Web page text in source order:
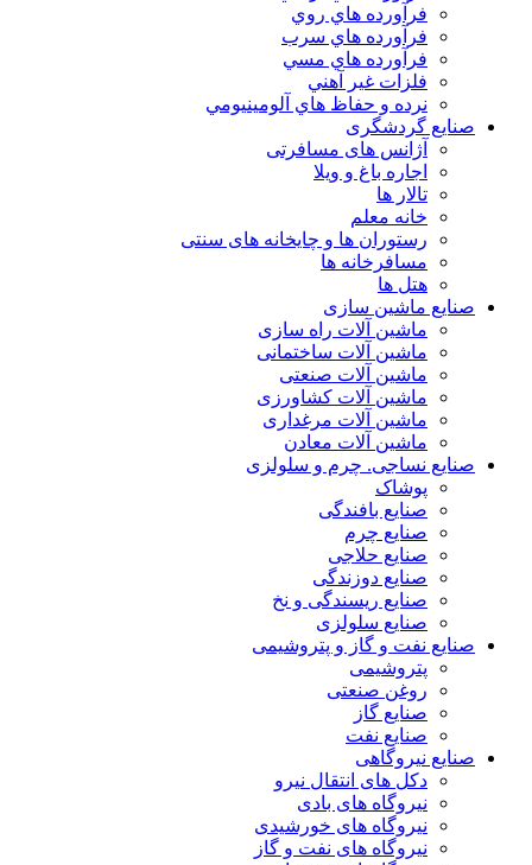
فرآورده هاي روي
فرآورده هاي سرب
فرآورده هاي مسي
فلزات غير آهني
نرده و حفاظ هاي آلومينيومي
صنایع گردشگری
آژانس های مسافرتی
اجاره باغ و ویلا
تالار ها
خانه معلم
رستوران ها و چایخانه های سنتی
مسافرخانه ها
هتل ها
صنایع ماشین سازی
ماشین آلات راه سازی
ماشین آلات ساختمانی
ماشین آلات صنعتی
ماشین آلات کشاورزی
ماشین آلات مرغداری
ماشین آلات معادن
صنایع نساجی. چرم و سلولزی
پوشاک
صنایع بافندگی
صنایع چرم
صنایع حلاجی
صنایع دوزندگی
صنایع ریسندگی و نخ
صنایع سلولزی
صنایع نفت و گاز و پتروشیمی
پتروشیمی
روغن صنعتی
صنایع گاز
صنایع نفت
صنایع نیروگاهی
دکل های انتقال نیرو
نیروگاه های بادی
نیروگاه های خورشیدی
نیروگاه های نفت و گاز